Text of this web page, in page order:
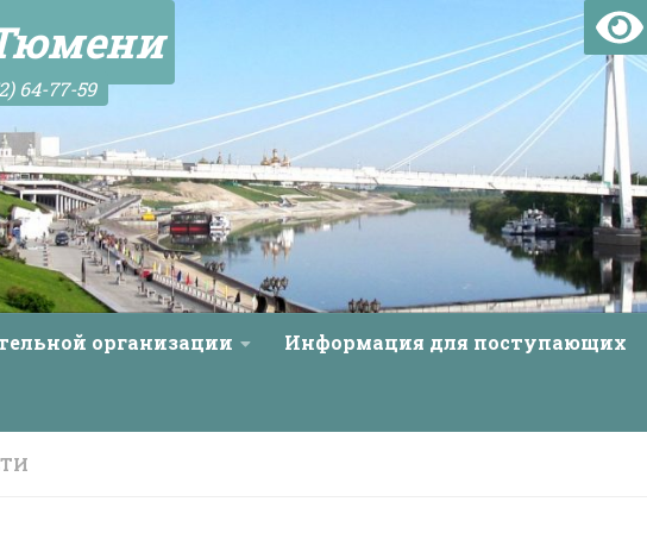
64-77-59
организации Информация для поступающих